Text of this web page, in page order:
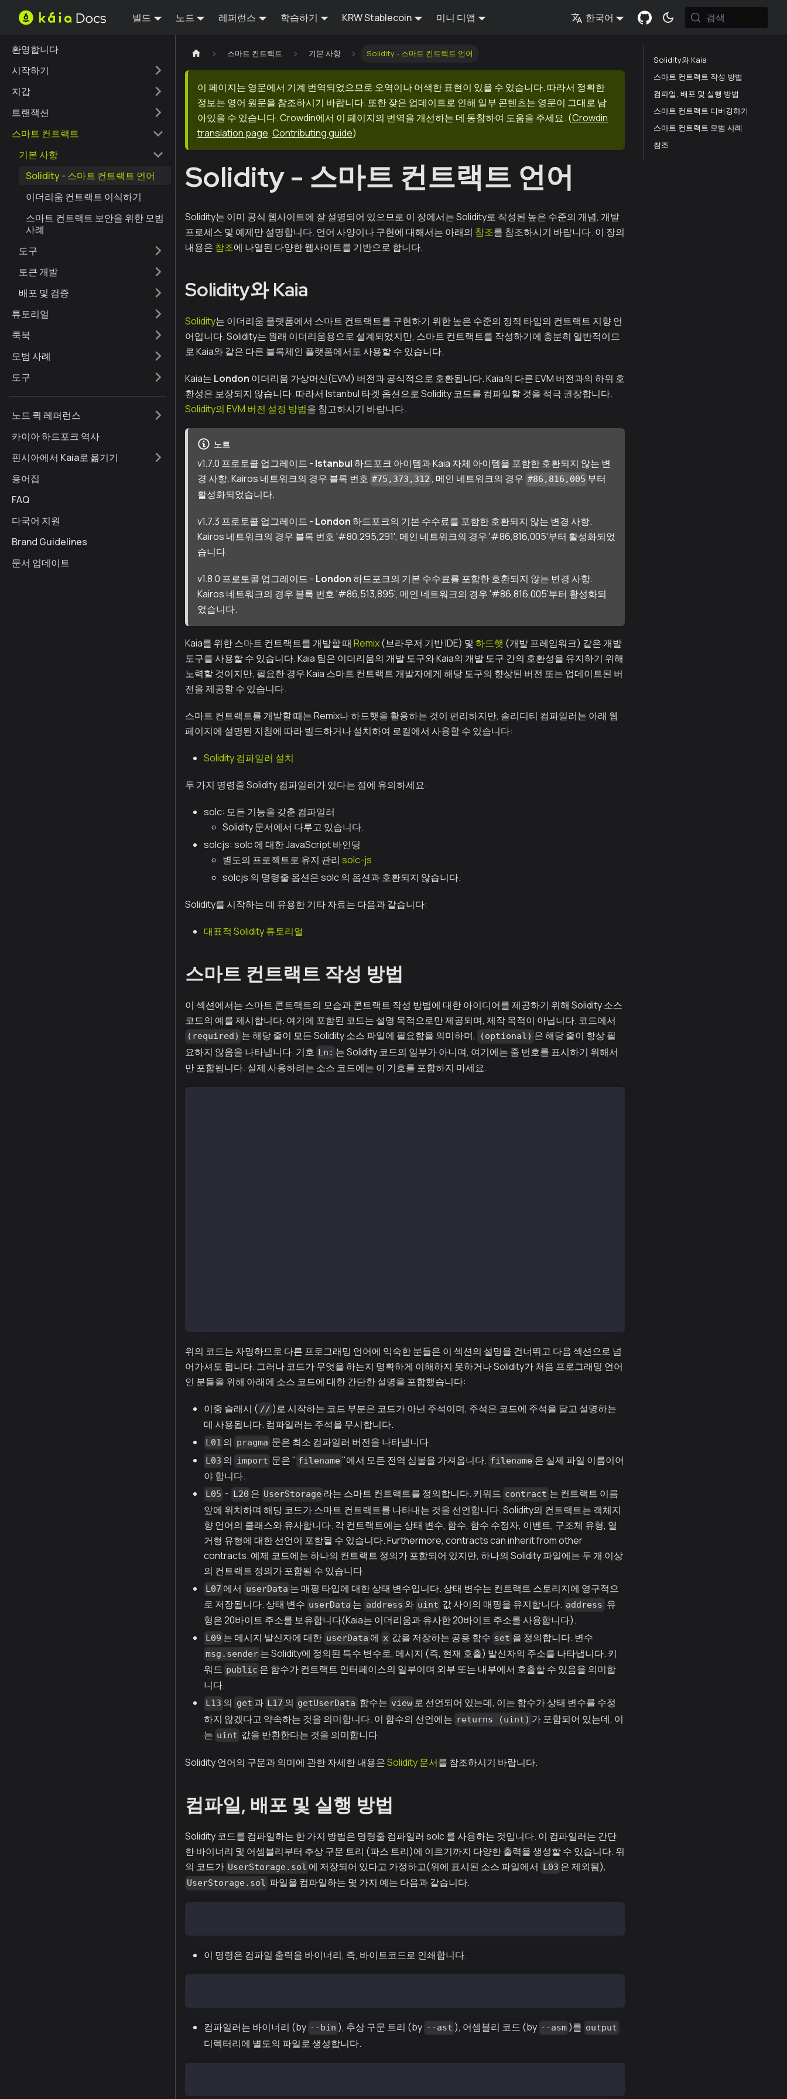
빌드 노드 레퍼런스 학습하기 KRW Stablecoin 미니 디앱 한국어 검색
환영합니다
시작하기
지갑
트랜잭션
스마트 컨트랙트
기본 사항
Solidity - 스마트 컨트랙트 언어
이더리움 컨트랙트 이식하기
스마트 컨트랙트 보안을 위한 모범
사례
도구
토큰 개발
배포 및 검증
튜토리얼
쿡북
모범 사례
도구
노드 퀵 레퍼런스
카이아 하드포크 역사
핀시아에서 Kaia로 옮기기
용어집
FAQ
다국어 지원
Brand Guidelines
문서 업데이트
스마트 컨트랙트 기본 사항 Solidity - 스마트 컨트랙트 언어
이 페이지는 영문에서 기계 번역되었으므로 오역이나 어색한 표현이 있을 수 있습니다. 따라서 정확한
정보는 영어 원문을 참조하시기 바랍니다. 또한 잦은 업데이트로 인해 일부 콘텐츠는 영문이 그대로 남
아있을 수 있습니다. Crowdin에서 이 페이지의 번역을 개선하는 데 동참하여 도움을 주세요. (Crowdin
translation page, Contributing guide)
Solidity - 스마트 컨트랙트 언어
Solidity는 이미 공식 웹사이트에 잘 설명되어 있으므로 이 장에서는 Solidity로 작성된 높은 수준의 개념, 개발
프로세스 및 예제만 설명합니다. 언어 사양이나 구현에 대해서는 아래의 참조를 참조하시기 바랍니다. 이 장의
내용은 참조에 나열된 다양한 웹사이트를 기반으로 합니다.
Solidity와 Kaia
Solidity는 이더리움 플랫폼에서 스마트 컨트랙트를 구현하기 위한 높은 수준의 정적 타입의 컨트랙트 지향 언
어입니다. Solidity는 원래 이더리움용으로 설계되었지만, 스마트 컨트랙트를 작성하기에 충분히 일반적이므
로 Kaia와 같은 다른 블록체인 플랫폼에서도 사용할 수 있습니다.
Kaia는 London 이더리움 가상머신(EVM) 버전과 공식적으로 호환됩니다. Kaia의 다른 EVM 버전과의 하위 호
환성은 보장되지 않습니다. 따라서 Istanbul 타겟 옵션으로 Solidity 코드를 컴파일할 것을 적극 권장합니다.
Solidity의 EVM 버전 설정 방법을 참고하시기 바랍니다.
노트
v1.7.0 프로토콜 업그레이드 - Istanbul하드포크 아이템과 Kaia 자체 아이템을 포함한 호환되지 않는 변
경 사항. Kairos 네트워크의 경우 블록 번호 #75,373,312 , 메인 네트워크의 경우 #86,816,005 부터
활성화되었습니다.
v1.7.3 프로토콜 업그레이드 - London하드포크의 기본 수수료를 포함한 호환되지 않는 변경 사항.
Kairos 네트워크의 경우 블록 번호 '#80,295,291', 메인 네트워크의 경우 '#86,816,005'부터 활성화되었
습니다.
v1.8.0 프로토콜 업그레이드 - London하드포크의 기본 수수료를 포함한 호환되지 않는 변경 사항.
Kairos 네트워크의 경우 블록 번호 '#86,513,895', 메인 네트워크의 경우 '#86,816,005'부터 활성화되
었습니다.
Kaia를 위한 스마트 컨트랙트를 개발할 때 Remix(브라우저 기반 IDE) 및 하드햇 (개발 프레임워크) 같은 개발
도구를 사용할 수 있습니다. Kaia 팀은 이더리움의 개발 도구와 Kaia의 개발 도구 간의 호환성을 유지하기 위해
노력할 것이지만, 필요한 경우 Kaia 스마트 컨트랙트 개발자에게 해당 도구의 향상된 버전 또는 업데이트된 버
전을 제공할 수 있습니다.
스마트 컨트랙트를 개발할 때는 Remix나 하드햇을 활용하는 것이 편리하지만, 솔리디티 컴파일러는 아래 웹
페이지에 설명된 지침에 따라 빌드하거나 설치하여 로컬에서 사용할 수 있습니다:
Solidity 컴파일러 설치
두 가지 명령줄 Solidity 컴파일러가 있다는 점에 유의하세요:
solc: 모든 기능을 갖춘 컴파일러
Solidity 문서에서 다루고 있습니다.
solcjs: solc에 대한 JavaScript 바인딩
별도의 프로젝트로 유지 관리 solc-js
solcjs 의 명령줄 옵션은solc의 옵션과 호환되지 않습니다.
Solidity를 시작하는 데 유용한 기타 자료는 다음과 같습니다:
대표적 Solidity 튜토리얼
스마트 컨트랙트 작성 방법
이 섹션에서는 스마트 콘트랙트의 모습과 콘트랙트 작성 방법에 대한 아이디어를 제공하기 위해 Solidity 소스
코드의 예를 제시합니다. 여기에 포함된 코드는 설명 목적으로만 제공되며, 제작 목적이 아닙니다. 코드에서
(required) 는 해당 줄이 모든 Solidity 소스 파일에 필요함을 의미하며, (optional) 은 해당 줄이 항상 필
요하지 않음을 나타냅니다. 기호 Ln: 는 Solidity 코드의 일부가 아니며, 여기에는 줄 번호를 표시하기 위해서
만 포함됩니다. 실제 사용하려는 소스 코드에는 이 기호를 포함하지 마세요.
위의 코드는 자명하므로 다른 프로그래밍 언어에 익숙한 분들은 이 섹션의 설명을 건너뛰고 다음 섹션으로 넘
어가셔도 됩니다. 그러나 코드가 무엇을 하는지 명확하게 이해하지 못하거나 Solidity가 처음 프로그래밍 언어
인 분들을 위해 아래에 소스 코드에 대한 간단한 설명을 포함했습니다:
이중 슬래시 ( // )로 시작하는 코드 부분은 코드가 아닌 주석이며, 주석은 코드에 주석을 달고 설명하는
데 사용됩니다. 컴파일러는 주석을 무시합니다.
L01 의 pragma 문은 최소 컴파일러 버전을 나타냅니다.
L03 의 import 문은 " filename "에서 모든 전역 심볼을 가져옵니다. filename 은 실제 파일 이름이어
야 합니다.
L05 - L20 은 UserStorage 라는 스마트 컨트랙트를 정의합니다. 키워드 contract 는 컨트랙트 이름
앞에 위치하며 해당 코드가 스마트 컨트랙트를 나타내는 것을 선언합니다. Solidity의 컨트랙트는 객체지
향 언어의 클래스와 유사합니다. 각 컨트랙트에는 상태 변수, 함수, 함수 수정자, 이벤트, 구조체 유형, 열
거형 유형에 대한 선언이 포함될 수 있습니다. Furthermore, contracts can inherit from other
contracts. 예제 코드에는 하나의 컨트랙트 정의가 포함되어 있지만, 하나의 Solidity 파일에는 두 개 이상
의 컨트랙트 정의가 포함될 수 있습니다.
L07 에서 userData 는 매핑 타입에 대한 상태 변수입니다. 상태 변수는 컨트랙트 스토리지에 영구적으
로 저장됩니다. 상태 변수 userData 는 address 와 uint 값 사이의 매핑을 유지합니다. address 유
형은 20바이트 주소를 보유합니다(Kaia는 이더리움과 유사한 20바이트 주소를 사용합니다).
L09 는 메시지 발신자에 대한 userData 에 x 값을 저장하는 공용 함수 set 을 정의합니다. 변수
msg.sender 는 Solidity에 정의된 특수 변수로, 메시지 (즉, 현재 호출) 발신자의 주소를 나타냅니다. 키
워드 public 은 함수가 컨트랙트 인터페이스의 일부이며 외부 또는 내부에서 호출할 수 있음을 의미합
니다.
L13 의 get 과 L17 의 getUserData 함수는 view 로 선언되어 있는데, 이는 함수가 상태 변수를 수정
하지 않겠다고 약속하는 것을 의미합니다. 이 함수의 선언에는 returns (uint) 가 포함되어 있는데, 이
는 uint 값을 반환한다는 것을 의미합니다.
Solidity 언어의 구문과 의미에 관한 자세한 내용은Solidity 문서를 참조하시기 바랍니다.
컴파일, 배포 및 실행 방법
Solidity 코드를 컴파일하는 한 가지 방법은 명령줄 컴파일러 solc를 사용하는 것입니다. 이 컴파일러는 간단
한 바이너리 및 어셈블리부터 추상 구문 트리 (파스 트리)에 이르기까지 다양한 출력을 생성할 수 있습니다. 위
의 코드가 UserStorage.sol 에 저장되어 있다고 가정하고(위에 표시된 소스 파일에서 L03 은 제외됨),
UserStorage.sol 파일을 컴파일하는 몇 가지 예는 다음과 같습니다.
이 명령은 컴파일 출력을 바이너리, 즉, 바이트코드로 인쇄합니다.
컴파일러는 바이너리 (by --bin ), 추상 구문 트리 (by --ast ), 어셈블리 코드 (by --asm )를 output
디렉터리에 별도의 파일로 생성합니다.
Solidity와 Kaia
스마트 컨트랙트 작성 방법
컴파일, 배포 및 실행 방법
스마트 컨트랙트 디버깅하기
스마트 컨트랙트 모범 사례
참조